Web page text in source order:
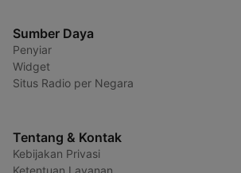
Sumber Daya
Penyiar
Widget
Situs Radio per Negara
Tentang & Kontak
Kebijakan Privasi